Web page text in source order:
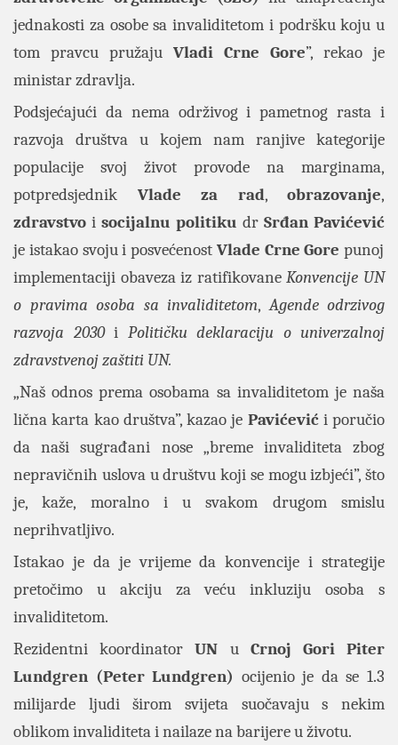
jednakosti za osobe sa invaliditetom i podršku koju u
tom pravcu pružaju Vladi Crne Gore”, rekao je
ministar zdravlja.
Podsjećajući da nema održivog i pametnog rasta i
razvoja društva u kojem nam ranjive kategorije
populacije svoj život provode na marginama,
potpredsjednik Vlade za rad, obrazovanje,
zdravstvo i socijalnu politiku dr Srđan Pavićević
je istakao svoju i posvećenost Vlade Crne Gore punoj
implementaciji obaveza iz ratifikovaneKonvencije UN
o pravima osoba sa invaliditetom,Agende odrzivog
razvoja 2030i Političku deklaraciju o univerzalnoj
zdravstvenoj zaštiti UN.
„Naš odnos prema osobama sa invaliditetom je naša
lična karta kao društva”, kazao je Pavićevići poručio
da naši sugrađani nose „breme invaliditeta zbog
nepravičnih uslova u društvu koji se mogu izbjeći”, što
je, kaže, moralno i u svakom drugom smislu
neprihvatljivo.
Istakao je da je vrijeme da konvencije i strategije
pretočimo u akciju za veću inkluziju osoba s
invaliditetom.
Rezidentni koordinatorUN u Crnoj Gori Piter
Lundgren (Peter Lundgren) ocijenio je da se 1.3
milijarde ljudi širom svijeta suočavaju s nekim
oblikom invaliditeta i nailaze na barijere u životu.